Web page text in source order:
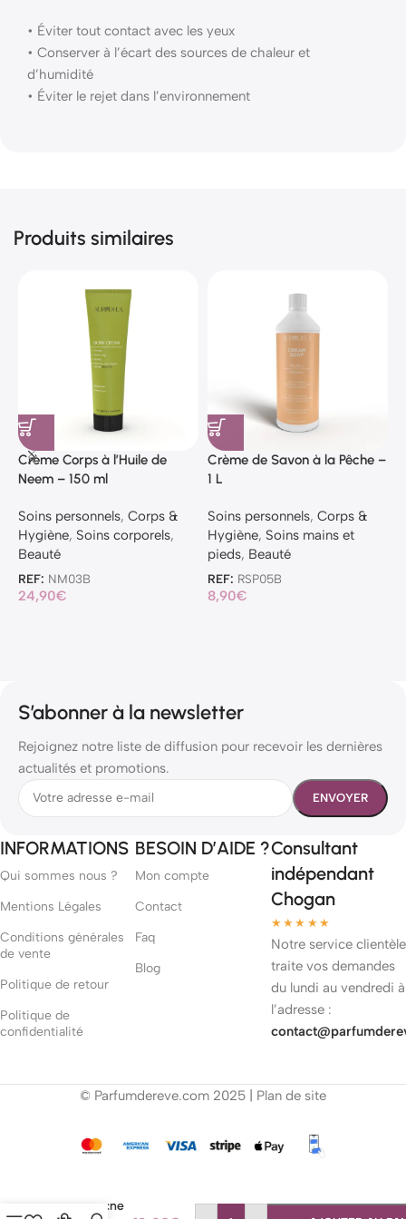
• Éviter tout contact avec les yeux
• Conserver à l’écart des sources de chaleur et
d’humidité
• Éviter le rejet dans l’environnement
Produits similaires
Crème Corps à l’Huile de
Neem – 150 ml
Soins personnels, Corps &
Hygiène, Soins corporels,
Beauté
REF: NM03B
24,90€
Crème de Savon à la Pêche –
1 L
Soins personnels, Corps &
Hygiène, Soins mains et
pieds, Beauté
REF: RSP05B
8,90€
S’abonner à la newsletter
Rejoignez notre liste de diffusion pour recevoir les dernières
actualités et promotions.
INFORMATIONS
Qui sommes nous ?
Mentions Légales
Conditions générales
de vente
Politique de retour
Politique de
confidentialité
BESOIN D’AIDE ?
Mon compte
Contact
Faq
Blog
Consultant
indépendant
Chogan
★★★★★
Notre service clientèle
traite vos demandes
du lundi au vendredi à
l’adresse :
© Parfumdereve.com 2025 | Plan de site
Gel Douche